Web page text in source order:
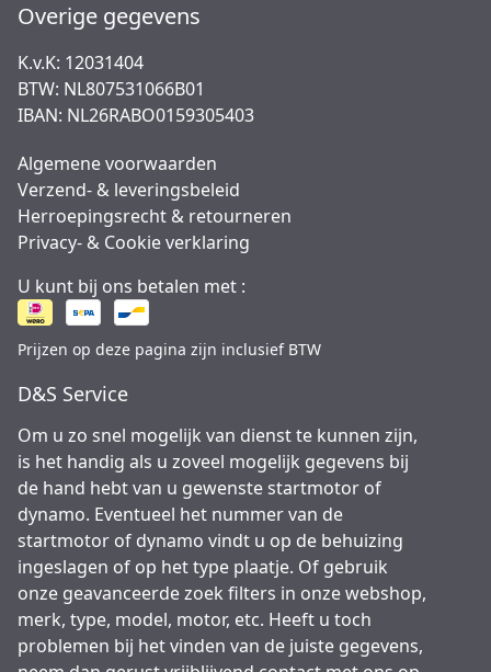
Overige gegevens
K.v.K: 12031404
BTW: NL807531066B01
IBAN: NL26RABO0159305403
Algemene voorwaarden
Verzend- & leveringsbeleid
Herroepingsrecht & retourneren
Privacy- & Cookie verklaring
U kunt bij ons betalen met :
Prijzen op deze pagina zijn inclusief BTW
D&S Service
Om u zo snel mogelijk van dienst te kunnen zijn,
is het handig als u zoveel mogelijk gegevens bij
de hand hebt van u gewenste startmotor of
dynamo. Eventueel het nummer van de
startmotor of dynamo vindt u op de behuizing
ingeslagen of op het type plaatje. Of gebruik
onze geavanceerde zoek filters in onze webshop,
merk, type, model, motor, etc. Heeft u toch
problemen bij het vinden van de juiste gegevens,